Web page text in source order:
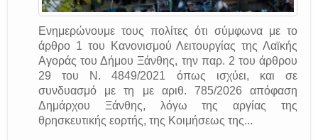
Ενημερώνουμε τους πολίτες ότι σύμφωνα με το
άρθρο 1 του Κανονισμού Λειτουργίας της Λαϊκής
Αγοράς του Δήμου Ξάνθης, την παρ. 2 του άρθρου
29 του Ν. 4849/2021 όπως ισχύει, και σε
συνδυασμό με τη με αριθ. 785/2026 απόφαση
Δημάρχου Ξάνθης, λόγω της αργίας της
θρησκευτικής εορτής, της Κοιμήσεως της...